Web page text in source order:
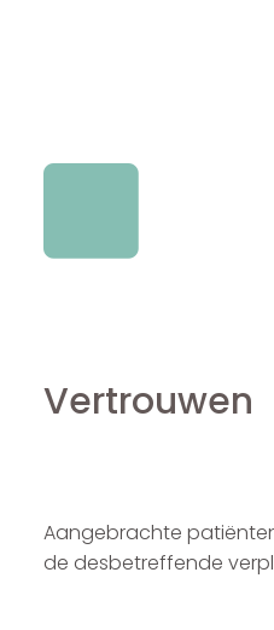
Vertrouwen
Aangebrachte
de desbetreffende